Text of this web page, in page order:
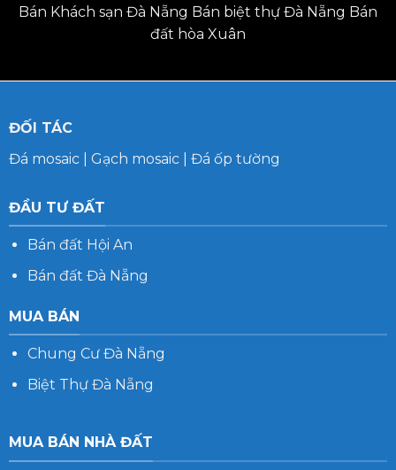
Bán Khách sạn Đà Nẵng Bán biệt thự Đà Nẵng Bán
đất hòa Xuân
ĐỐI TÁC
Đá mosaic| Gạch mosaic| Đá ốp tường
ĐẦU TƯ ĐẤT
Bán đất Hội An
Bán đất Đà Nẵng
MUA BÁN
Chung Cư Đà Nẵng
Biệt Thự Đà Nẵng
MUA BÁN NHÀ ĐẤT